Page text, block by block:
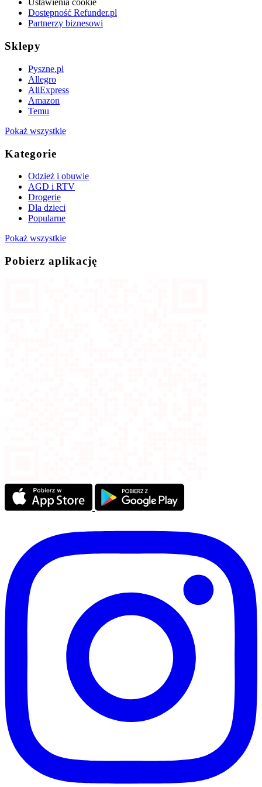
Ustawienia cookie
Dostępność Refunder.pl
Partnerzy biznesowi
Sklepy
Pyszne.pl
Allegro
AliExpress
Amazon
Temu
Pokaż wszystkie
Kategorie
Odzież i obuwie
AGD i RTV
Drogerie
Dla dzieci
Popularne
Pokaż wszystkie
Pobierz aplikację